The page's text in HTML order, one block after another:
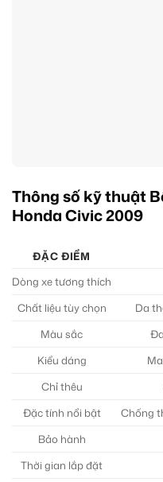
Thông số kỹ thuật
Honda Civic 2009
ĐẶC ĐIỂM
Dòng xe tương thích
Chất liệu tùy chọn
Da
Màu sắc
Kiểu dáng
Chỉ thêu
Đặc tính nổi bật
Chống
Bảo hành
Thời gian lắp đặt